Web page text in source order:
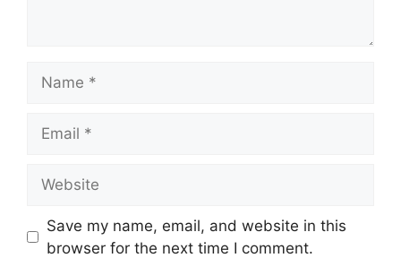
Save my name, email, and website in this
browser for the next time I comment.